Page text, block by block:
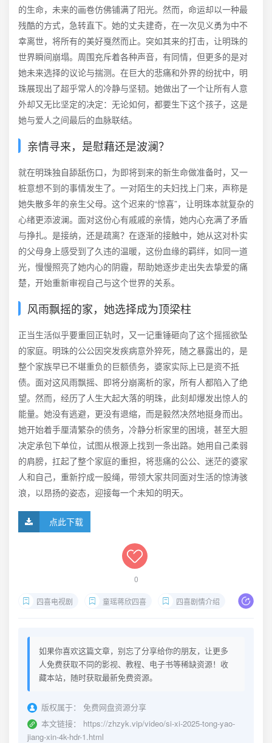
的生命，未来的画卷仿佛铺满了阳光。然而，命运却以一种最
残酷的方式，急转直下。她的丈夫建奇，在一次见义勇为中不
幸离世，将所有的美好戛然而止。突如其来的打击，让明珠的
世界瞬间崩塌。周围充斥着各种声音，有同情，但更多的是对
她未来选择的议论与揣测。在巨大的悲痛和外界的纷扰中，明
珠展现出了超乎常人的冷静与坚韧。她做出了一个让所有人意
外却又无比坚定的决定：无论如何，都要生下这个孩子，这是
她与爱人之间最后的血脉联结。
亲情寻来，是慰藉还是波澜？
就在明珠独自舔舐伤口，为即将到来的新生命做准备时，又一
桩意想不到的事情发生了。一对陌生的夫妇找上门来，声称是
她失散多年的亲生父母。这个迟来的“惊喜”，让明珠本就复杂的
心绪更添波澜。面对这份心有戚戚的亲情，她内心充满了矛盾
与挣扎。是接纳，还是疏离？在逐渐的接触中，她从这对朴实
的父母身上感受到了久违的温暖，这份血缘的羁绊，如同一道
光，慢慢照亮了她内心的阴霾，帮助她逐步走出失去挚爱的痛
楚，开始重新审视自己与这个世界的关系。
风雨飘摇的家，她选择成为顶梁柱
正当生活似乎要重回正轨时，又一记重锤砸向了这个摇摇欲坠
的家庭。明珠的公公因突发疾病意外猝死，随之暴露出的，是
整个家族早已不堪重负的巨额债务，婆家实际上已是资不抵
债。面对这风雨飘摇、即将分崩离析的家，所有人都陷入了绝
望。然而，经历了人生大起大落的明珠，此刻却爆发出惊人的
能量。她没有逃避，更没有退缩，而是毅然决然地挺身而出。
她开始着手厘清繁杂的债务，冷静分析家里的困境，甚至大胆
决定承包下单位，试图从根源上找到一条出路。她用自己柔弱
的肩膀，扛起了整个家庭的重担，将悲痛的公公、迷茫的婆家
人和自己，重新拧成一股绳，带领大家共同面对生活的惊涛骇
浪，以昂扬的姿态，迎接每一个未知的明天。
点此下载
0
四喜电视剧 童瑶蒋欣四喜 四喜剧情介绍 四喜2025
如果你喜欢这篇文章，别忘了分享给你的朋友，让更多
人免费获取不同的影视、教程、电子书等稀缺资源！收
藏本站，随时获取最新免费资源。
版权属于：
免费网盘资源分享
本文链接：
https://zhzyk.vip/video/si-xi-2025-tong-yao-
jiang-xin-4k-hdr-1.html